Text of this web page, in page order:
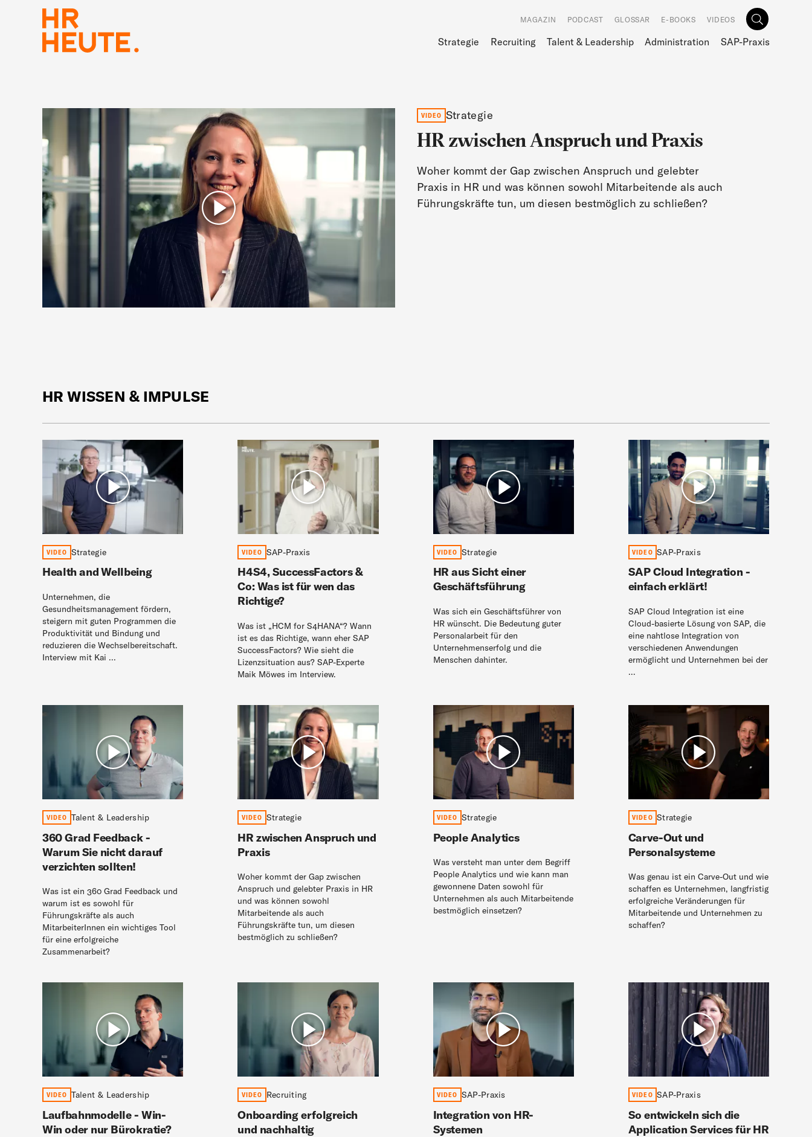
MAGAZIN PODCAST GLOSSAR E-BOOKS VIDEOS
Strategie Recruiting Talent & Leadership Administration SAP-Praxis
VIDEO Strategie
HR zwischen Anspruch und Praxis
Woher kommt der Gap zwischen Anspruch und gelebter
Praxis in HR und was können sowohl Mitarbeitende als auch
Führungskräfte tun, um diesen bestmöglich zu schließen?
HR WISSEN & IMPULSE
VIDEO Strategie
Health and Wellbeing
Unternehmen, die
Gesundheitsmanagement fördern,
steigern mit guten Programmen die
Produktivität und Bindung und
reduzieren die Wechselbereitschaft.
Interview mit Kai ...
VIDEO SAP-Praxis
H4S4, SuccessFactors &
Co: Was ist für wen das
Richtige?
Was ist „HCM for S4HANA“? Wann
ist es das Richtige, wann eher SAP
SuccessFactors? Wie sieht die
Lizenzsituation aus? SAP-Experte
Maik Möwes im Interview.
VIDEO Strategie
HR aus Sicht einer
Geschäftsführung
Was sich ein Geschäftsführer von
HR wünscht. Die Bedeutung guter
Personalarbeit für den
Unternehmenserfolg und die
Menschen dahinter.
VIDEO SAP-Praxis
SAP Cloud Integration -
einfach erklärt!
SAP Cloud Integration ist eine
Cloud-basierte Lösung von SAP, die
eine nahtlose Integration von
verschiedenen Anwendungen
ermöglicht und Unternehmen bei der
...
VIDEO Talent & Leadership
360 Grad Feedback -
Warum Sie nicht darauf
verzichten sollten!
Was ist ein 360 Grad Feedback und
warum ist es sowohl für
Führungskräfte als auch
MitarbeiterInnen ein wichtiges Tool
für eine erfolgreiche
Zusammenarbeit?
VIDEO Strategie
HR zwischen Anspruch und
Praxis
Woher kommt der Gap zwischen
Anspruch und gelebter Praxis in HR
und was können sowohl
Mitarbeitende als auch
Führungskräfte tun, um diesen
bestmöglich zu schließen?
VIDEO Strategie
People Analytics
Was versteht man unter dem Begriff
People Analytics und wie kann man
gewonnene Daten sowohl für
Unternehmen als auch Mitarbeitende
bestmöglich einsetzen?
VIDEO Strategie
Carve-Out und
Personalsysteme
Was genau ist ein Carve-Out und wie
schaffen es Unternehmen, langfristig
erfolgreiche Veränderungen für
Mitarbeitende und Unternehmen zu
schaffen?
VIDEO Talent & Leadership
Laufbahnmodelle - Win-
Win oder nur Bürokratie?
VIDEO Recruiting
Onboarding erfolgreich
und nachhaltig
VIDEO SAP-Praxis
Integration von HR-
Systemen
VIDEO SAP-Praxis
So entwickeln sich die
Application Services für HR